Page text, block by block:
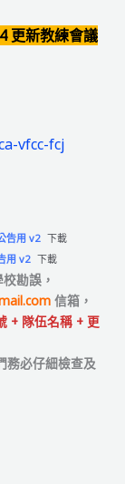
更新教練會議
vfcc-fcj
告用 v2 下載
用 v2 下載
校勘誤 ，
信箱，
+ 隊伍名稱 + 更
務必仔細檢查及